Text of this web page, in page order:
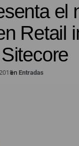
el
Retail
en Entradas